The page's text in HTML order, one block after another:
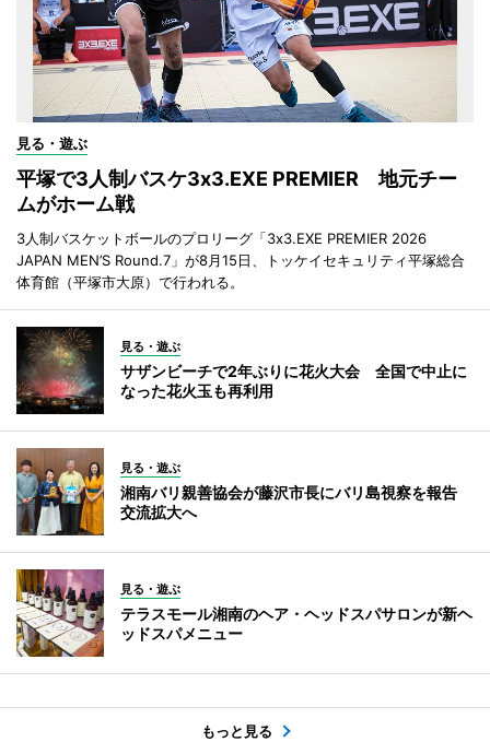
見る・遊ぶ
平塚で3人制バスケ3x3.EXE PREMIER 地元チー
ムがホーム戦
3人制バスケットボールのプロリーグ「3x3.EXE PREMIER 2026
JAPAN MEN’S Round.7」が8月15日、トッケイセキュリティ平塚総合
体育館（平塚市大原）で行われる。
見る・遊ぶ
サザンビーチで2年ぶりに花火大会 全国で中止に
なった花火玉も再利用
見る・遊ぶ
湘南バリ親善協会が藤沢市長にバリ島視察を報告
交流拡大へ
見る・遊ぶ
テラスモール湘南のヘア・ヘッドスパサロンが新ヘ
ッドスパメニュー
もっと見る